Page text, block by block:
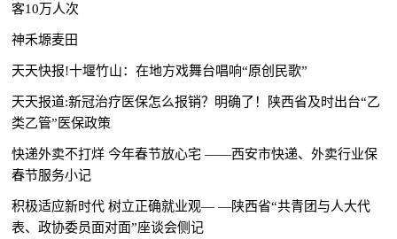
客10万人次
神禾塬麦田
天天快报!十堰竹山：在地方戏舞台唱响“原创民歌”
天天报道:新冠治疗医保怎么报销？明确了！陕西省及时出台“乙
类乙管”医保政策
快递外卖不打烊 今年春节放心宅 ——西安市快递、外卖行业保
春节服务小记
积极适应新时代 树立正确就业观— —陕西省“共青团与人大代
表、政协委员面对面”座谈会侧记